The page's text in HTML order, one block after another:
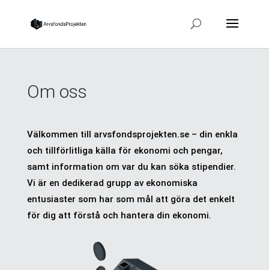
Om oss
Välkommen till arvsfondsprojekten.se – din enkla
och tillförlitliga källa för ekonomi och pengar,
samt information om var du kan söka stipendier.
Vi är en dedikerad grupp av ekonomiska
entusiaster som har som mål att göra det enkelt
för dig att förstå och hantera din ekonomi.